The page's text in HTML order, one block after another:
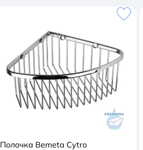
Полочка Bemeta Cytro